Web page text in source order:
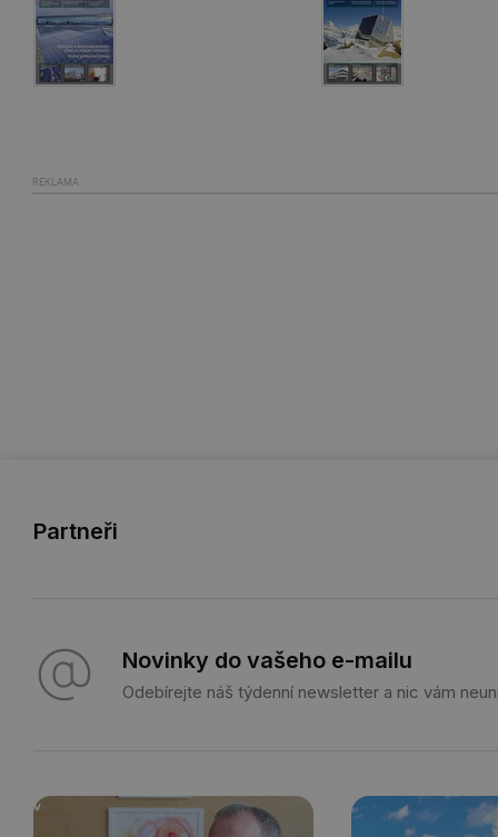
REKLAMA
Partneři
Novinky do vašeho e-mailu
Odebírejte náš týdenní newsletter a nic vám